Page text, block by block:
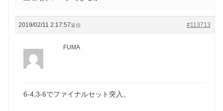
2019/02/11 2:17:57 #113713
返信
FUMA
6-4,3-6でファイナルセット突入。